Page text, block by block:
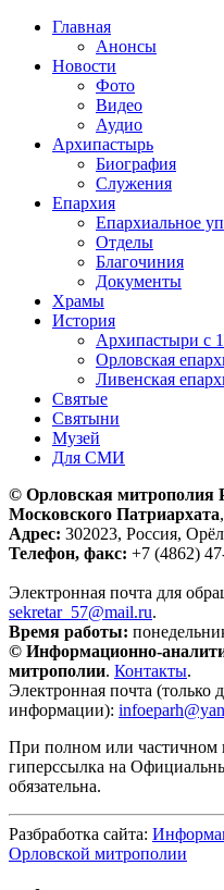
Главная
Анонсы
Новости
Фото
Видео
Аудио
Архипастырь
Биография
Служения
Епархия
Епархиальное
Отделы
Благочиния
Документы
Храмы
История
Архипастыри с
Орловская
Ливенская
Святые
Святыни
Музей
Для СМИ
© Орловская митрополия
Московского Патриархата
Адрес: 302023, Россия,
Телефон, факс: +7 (4862)
Электронная почта для
sekretar_57@mail.ru.
Время работы:
© Информационно-
митрополии. Контакты.
Электронная почта (только
информации):
При полном или частичном
гиперссылка на
обязательна.
Разбработка сайта:
Орловской митрополии